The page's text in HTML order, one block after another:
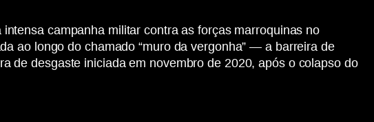
campanha militar contra as forças marroquinas no
ao longo do chamado “muro da vergonha” — a barreira de
de desgaste iniciada em novembro de 2020, após o colapso do